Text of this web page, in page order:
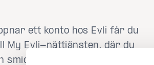
ett konto hos Evli får du
My Evli-nättjänsten, där du
smidigt kan investera och